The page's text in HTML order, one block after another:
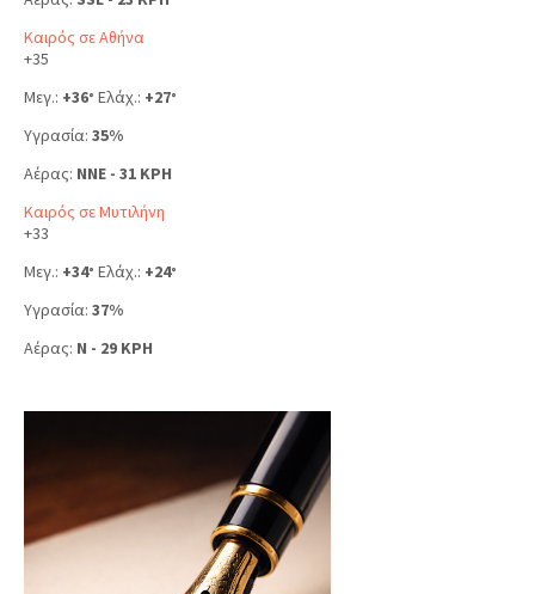
Καιρός σε Αθήνα
+35
Μεγ.: +36° Ελάχ.: +27°
Υγρασία: 35%
Αέρας: NNE - 31 KPH
Καιρός σε Μυτιλήνη
+33
Μεγ.: +34° Ελάχ.: +24°
Υγρασία: 37%
Αέρας: N - 29 KPH